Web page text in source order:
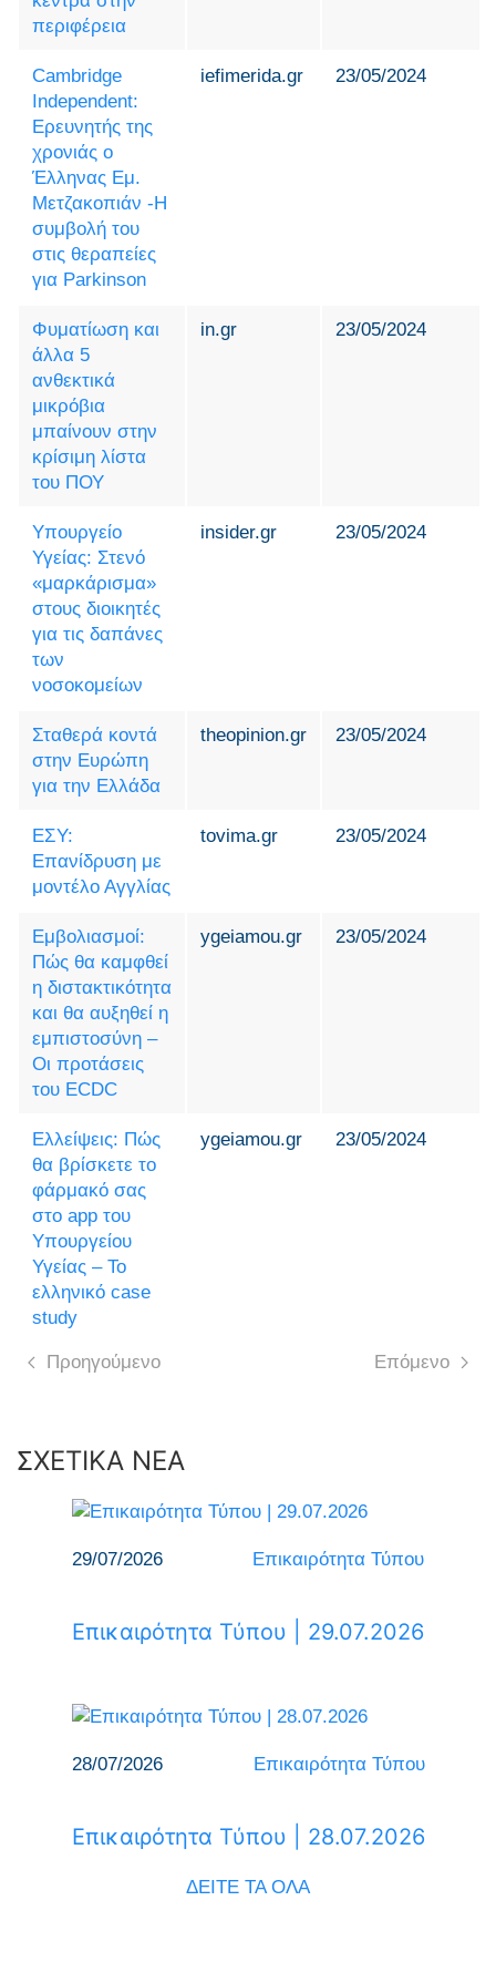
περιφέρεια
Cambridge
Independent:
Ερευνητής της
χρονιάς ο
Έλληνας Εμ.
Μετζακοπιάν -Η
συμβολή του
στις θεραπείες
για Parkinson
iefimerida.gr 23/05/2024
Φυματίωση και
άλλα 5
ανθεκτικά
μικρόβια
μπαίνουν στην
κρίσιμη λίστα
του ΠΟΥ
in.gr 23/05/2024
Υπουργείο
Υγείας: Στενό
«μαρκάρισμα»
στους διοικητές
για τις δαπάνες
των
νοσοκομείων
insider.gr 23/05/2024
Σταθερά κοντά
στην Ευρώπη
για την Ελλάδα
theopinion.gr 23/05/2024
ΕΣΥ:
Επανίδρυση με
μοντέλο Αγγλίας
tovima.gr 23/05/2024
Εμβολιασμοί:
Πώς θα καμφθεί
η διστακτικότητα
και θα αυξηθεί η
εμπιστοσύνη –
Οι προτάσεις
του ECDC
ygeiamou.gr 23/05/2024
Ελλείψεις: Πώς
θα βρίσκετε το
φάρμακό σας
στο app του
Υπουργείου
Υγείας – Το
ελληνικό case
study
ygeiamou.gr 23/05/2024
Προηγούμενο Επόμενο
ΣΧΕΤΙΚΑ ΝΕΑ
29/07/2026 Επικαιρότητα Τύπου
Επικαιρότητα Τύπου | 29.07.2026
28/07/2026 Επικαιρότητα Τύπου
Επικαιρότητα Τύπου | 28.07.2026
ΔΕΙΤΕ ΤΑ ΟΛΑ